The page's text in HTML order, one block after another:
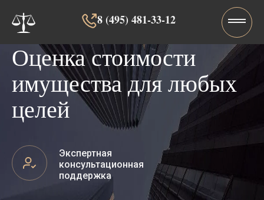
8 (495) 481-33-12‬‬
Оценка стоимости
имущества для любых
целей
Экспертная
консультационная
поддержка